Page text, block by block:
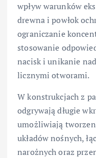
wpływ warunków
drewna i powłok
ograniczanie
stosowanie
nacisk i unikanie
licznymi otworami.
W konstrukcjach z
odgrywają długie
umożliwiają
układów nośnych,
narożnych oraz